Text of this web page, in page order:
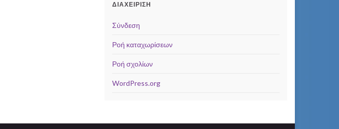
ΔΙΑΧΕΊΡΙΣΗ
Σύνδεση
Ροή καταχωρίσεων
Ροή σχολίων
WordPress.org